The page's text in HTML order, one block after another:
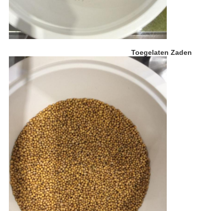
Toegelaten Zaden